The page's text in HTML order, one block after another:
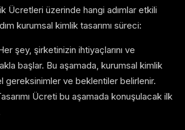
Ücretleri üzerinde hangi adımlar etkili
kurumsal kimlik tasarımı süreci:
şey, şirketinizin ihtiyaçlarını ve
başlar. Bu aşamada, kurumsal kimlik
gereksinimler ve beklentiler belirlenir.
Ücreti bu aşamada konuşulacak ilk